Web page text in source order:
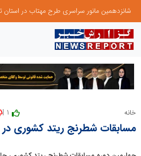
خانه
مسابقات شطرنج ریتد کشوری در